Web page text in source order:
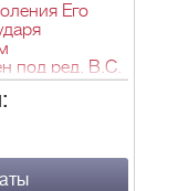
Его
под ред. В.С.
Е.
с
А.
Н.
гос.